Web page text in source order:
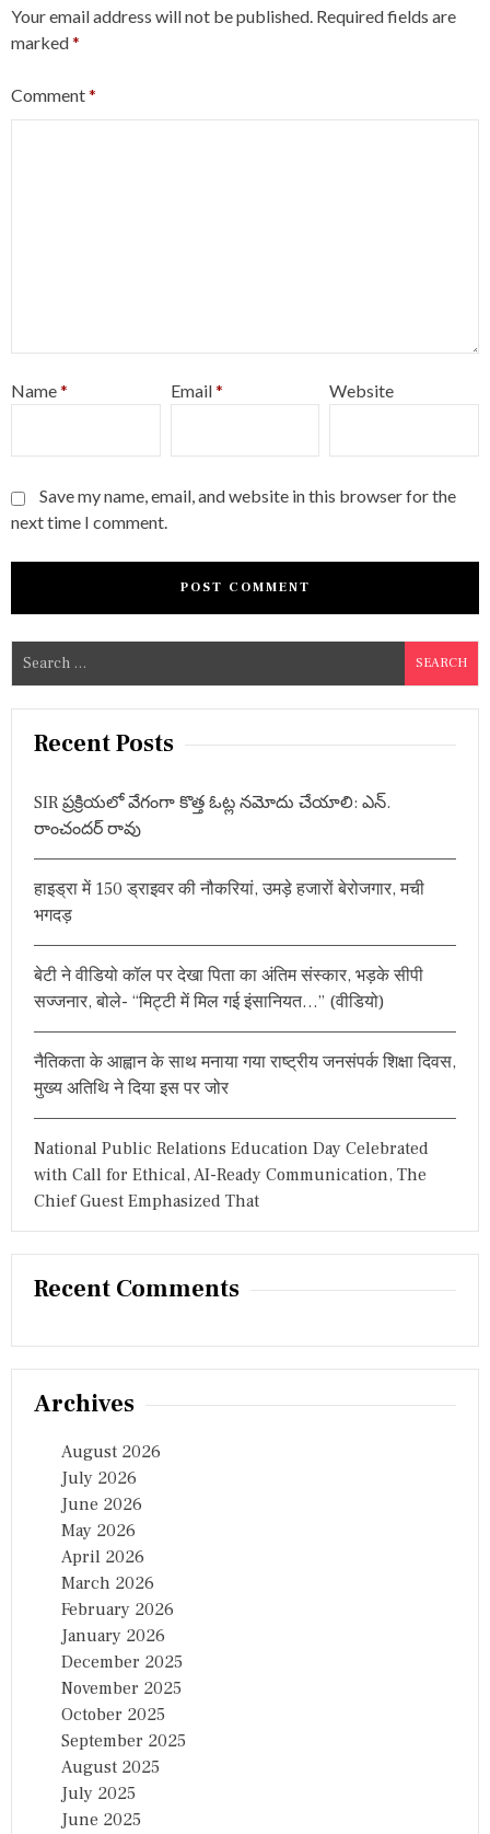
Your email address will not be published. Required fields are
marked*
Comment*
Name* Email* Website
Save my name, email, and website in this browser for the
next time I comment.
e
a
Recent Posts
SIR ప్రక్రియలో వేగంగా కొత్త ఓట్ల నమోదు చేయాలి: ఎన్.
రాంచందర్ రావు
हाइड्रा में 150 ड्राइवर की नौकरियां, उमड़े हजारों बेरोजगार, मची
भगदड़
बेटी ने वीडियो कॉल पर देखा पिता का अंतिम संस्कार, भड़के सीपी
सज्जनार, बोले- “मिट्टी में मिल गई इंसानियत…” (वीडियो)
नैतिकता के आह्वान के साथ मनाया गया राष्ट्रीय जनसंपर्क शिक्षा दिवस,
मुख्य अतिथि ने दिया इस पर जोर
National Public Relations Education Day Celebrated
with Call for Ethical, AI-Ready Communication, The
Chief Guest Emphasized That
Recent Comments
Archives
August 2026
July 2026
June 2026
May 2026
April 2026
March 2026
February 2026
January 2026
December 2025
November 2025
October 2025
September 2025
August 2025
July 2025
June 2025